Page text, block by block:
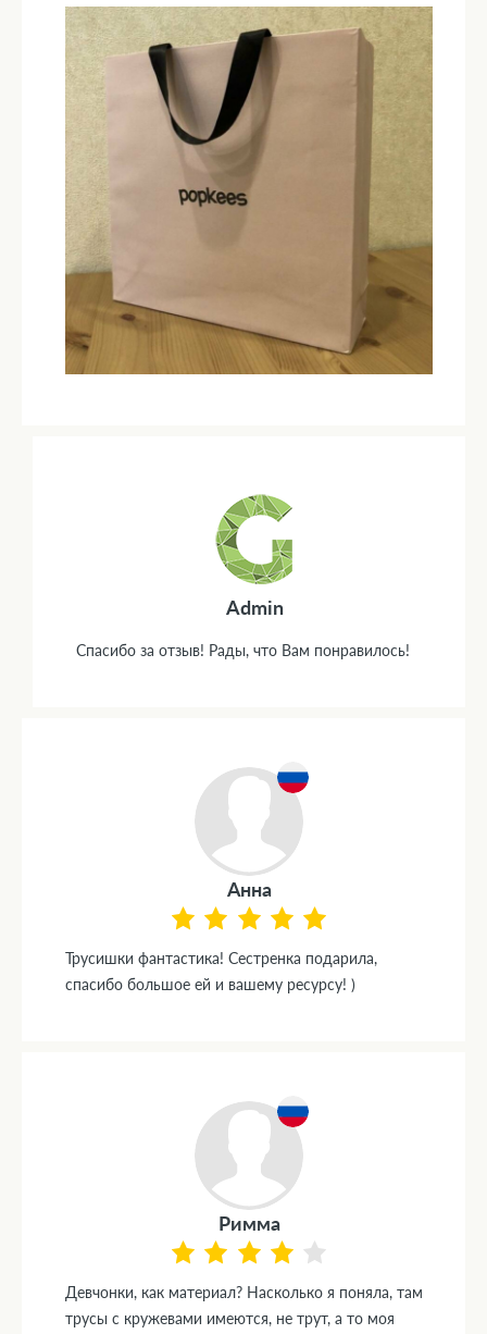
Admin
Спасибо за отзыв! Рады, что Вам понравилось!
Анна
Трусишки фантастика! Сестренка подарила,
спасибо большое ей и вашему ресурсу! )
Римма
Девчонки, как материал? Насколько я поняла, там
трусы с кружевами имеются, не трут, а то моя